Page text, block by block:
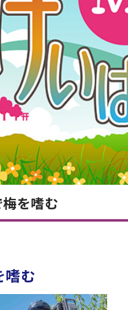
を嗜む
嗜む